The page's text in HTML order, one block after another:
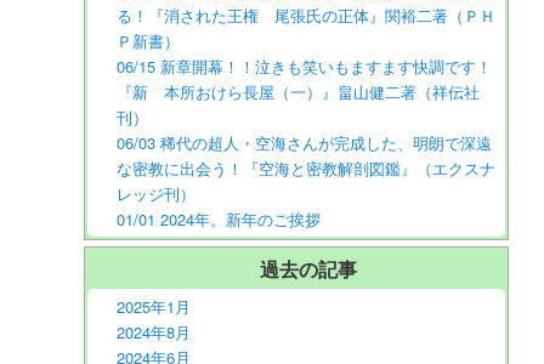
る！『消された王権 尾張氏の正体』関裕二著（ＰＨ
Ｐ新書）
06/15 新章開幕！！泣きも笑いもますます快調です！
『新 本所おけら長屋（一）』畠山健二著（祥伝社
刊）
06/03 稀代の超人・空海さんが完成した、明朗で深遠
な密教に出会う！『空海と密教解剖図鑑』（エクスナ
レッジ刊）
01/01 2024年。新年のご挨拶
過去の記事
2025年1月
2024年8月
2024年6月